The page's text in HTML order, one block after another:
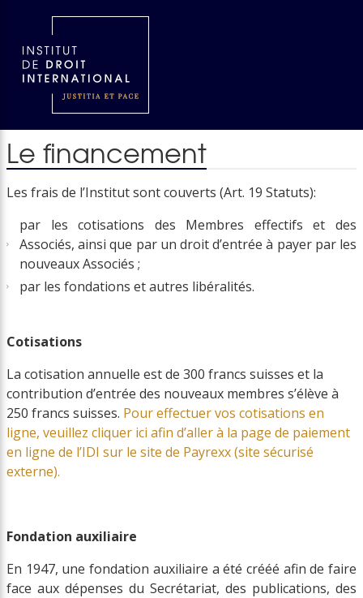
Le financement
Les frais de l’Institut sont couverts (Art. 19 Statuts):
par les cotisations des Membres effectifs et des
Associés, ainsi que par un droit d’entrée à payer par les
nouveaux Associés ;
par les fondations et autres libéralités.
Cotisations
La cotisation annuelle est de 300 francs suisses et la
contribution d’entrée des nouveaux membres s’élève à
250 francs suisses. Pour effectuer vos cotisations en
ligne, veuillez cliquer ici afin d’aller à la page de paiement
en ligne de l’IDI sur le site de Payrexx (site sécurisé
externe).
Fondation auxiliaire
En 1947, une fondation auxiliaire a été crééé afin de faire
face aux dépenses du Secrétariat, des publications, des